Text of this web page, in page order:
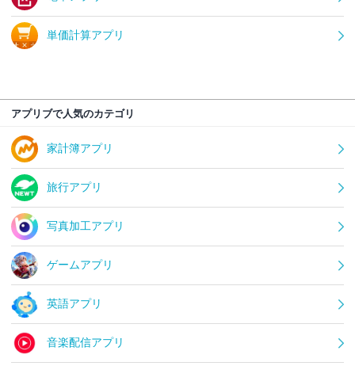
単価計算アプリ
アプリブで人気のカテゴリ
家計簿アプリ
旅行アプリ
写真加工アプリ
ゲームアプリ
英語アプリ
音楽配信アプリ